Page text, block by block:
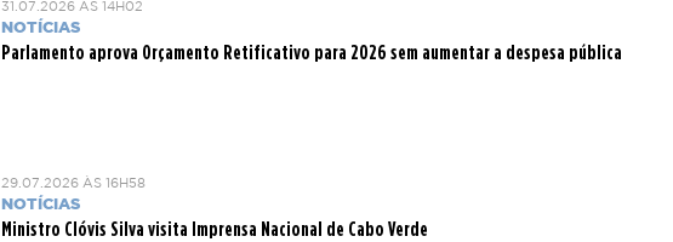
NOTÍCIAS
31.07.2026 ÀS 14H02
Parlamento aprova Orçamento Retificativo para 2026 sem aumentar a despesa pública
NOTÍCIAS
29.07.2026 ÀS 16H58
Ministro Clóvis Silva visita Imprensa Nacional de Cabo Verde